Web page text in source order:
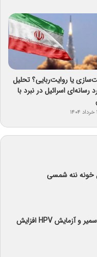
یا روایت‌ربایی؟ تحلیل
رسانه‌ای اسرائیل در نبرد با
خونه ننه شمسی
چرا میزان تست پاپ اسمیر و آزمایش HPV افزایش